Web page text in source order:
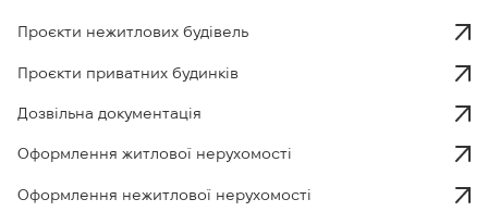
Проєкти нежитлових будівель
Проєкти приватних будинків
Дозвільна документація
Оформлення житлової нерухомості
Оформлення нежитлової нерухомості